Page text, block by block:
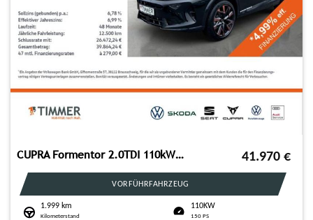
CUPRA Formentor 2.0TDI 110kW (150PS)*DSG*AHK*MATRIX*36 41.970 €
VORFÜHRFAHRZEUG
1.999 km
Kilometerstand
110KW
150 PS